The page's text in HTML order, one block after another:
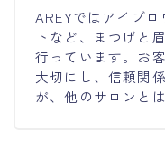
AREYではアイブ
トなど、まつげと
行っています。お
大切にし、信頼関
が、他のサロンと